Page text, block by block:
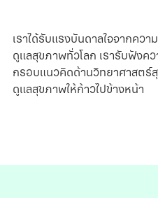
เราได้รับแรงบันดาลใจจากคว
ดูแลสุขภาพทั่วโลก เรารับฟังค
กรอบแนวคิดด้านวิทยาศาสตร์
ดูแลสุขภาพให้ก้าวไปข้างหน้า